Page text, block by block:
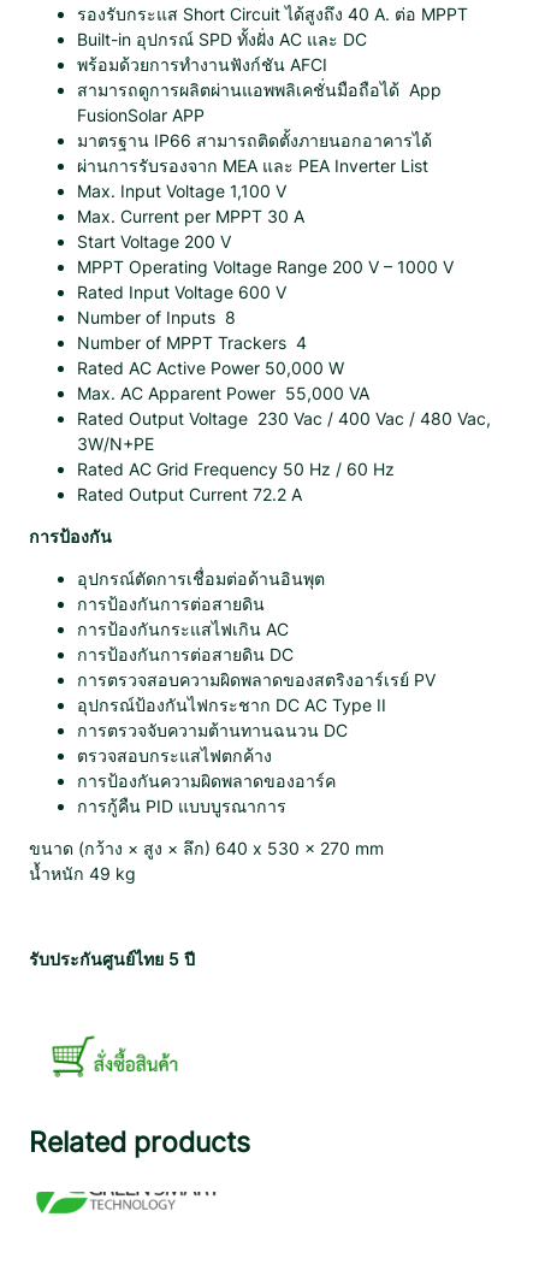
ชิ้
น
รองรับกระแส Short Circuit ได้สูงถึง 40 A. ต่อ MPPT
Built-in อุปกรณ์ SPD ทั้งฝั่ง AC และ DC
พร้อมด้วยการทำงานฟังก์ชัน AFCI
สามารถดูการผลิตผ่านแอพพลิเคชั่นมือถือได้ App
FusionSolar APP
มาตรฐาน IP66 สามารถติดตั้งภายนอกอาคารได้
ผ่านการรับรองจาก MEA และ PEA Inverter List
Max. Input Voltage 1,100 V
Max. Current per MPPT 30 A
Start Voltage 200 V
MPPT Operating Voltage Range 200 V – 1000 V
Rated Input Voltage 600 V
Number of Inputs 8
Number of MPPT Trackers 4
Rated AC Active Power 50,000 W
Max. AC Apparent Power 55,000 VA
Rated Output Voltage 230 Vac / 400 Vac / 480 Vac,
3W/N+PE
Rated AC Grid Frequency 50 Hz / 60 Hz
Rated Output Current 72.2 A
การป้องกัน
อุปกรณ์ตัดการเชื่อมต่อด้านอินพุต
การป้องกันการต่อสายดิน
การป้องกันกระแสไฟเกิน AC
การป้องกันการต่อสายดิน DC
การตรวจสอบความผิดพลาดของสตริงอาร์เรย์ PV
อุปกรณ์ป้องกันไฟกระชาก DC AC Type II
การตรวจจับความต้านทานฉนวน DC
ตรวจสอบกระแสไฟตกค้าง
การป้องกันความผิดพลาดของอาร์ค
การกู้คืน PID แบบบูรณาการ
ขนาด (กว้าง × สูง × ลึก) 640 x 530 x 270 mm
น้ำหนัก 49 kg
รับประกันศูนย์ไทย 5 ปี
Related products